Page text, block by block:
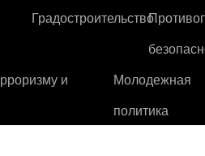
Градостроительство
и
Молодежная
политика